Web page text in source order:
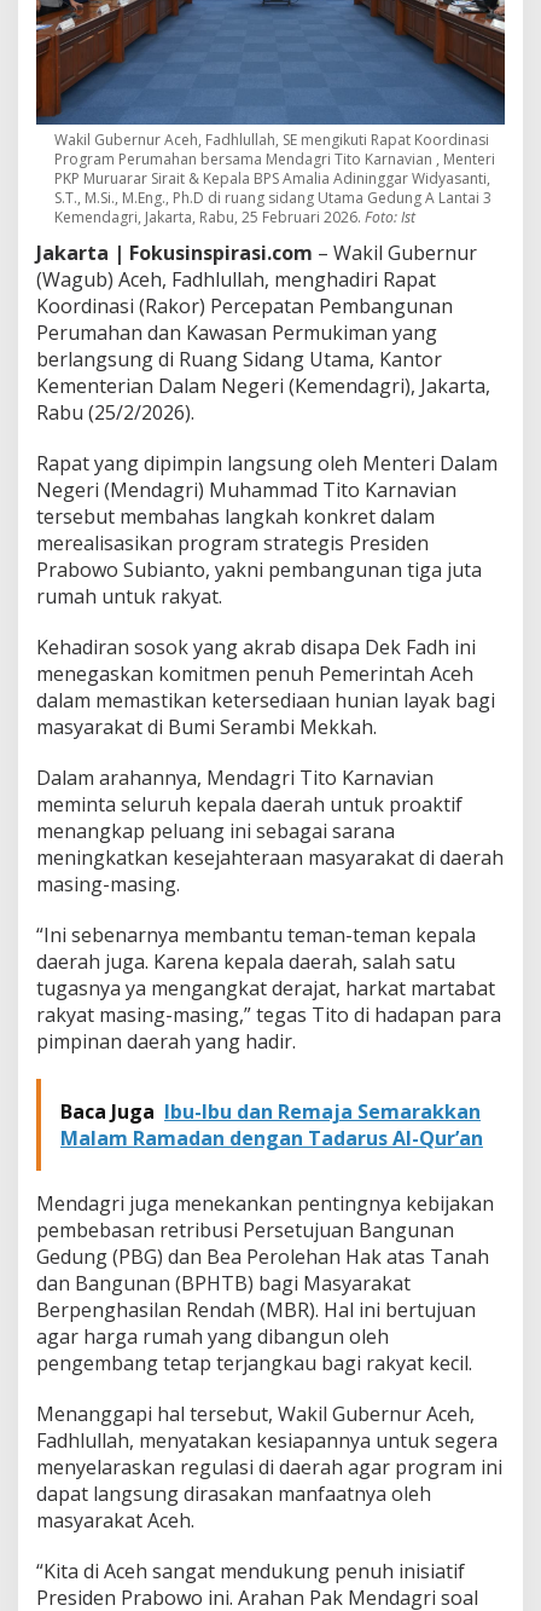
i
r
K
e
m
e
d
a
g
r
,
P
a
s
i
k
a
n
A
c
e
S
i
p
S
k
s
s
k
P
o
g
r
a
J
u
t
u
m
a
h
Wakil Gubernur Aceh, Fadhlullah, SE mengikuti Rapat Koordinasi
Program Perumahan bersama Mendagri Tito Karnavian , Menteri
PKP Muruarar Sirait & Kepala BPS Amalia Adininggar Widyasanti,
S.T., M.Si., M.Eng., Ph.D di ruang sidang Utama Gedung A Lantai 3
Kemendagri, Jakarta, Rabu, 25 Februari 2026. Foto: Ist
Jakarta | Fokusinspirasi.com – Wakil Gubernur
(Wagub) Aceh, Fadhlullah, menghadiri Rapat
Koordinasi (Rakor) Percepatan Pembangunan
Perumahan dan Kawasan Permukiman yang
berlangsung di Ruang Sidang Utama, Kantor
Kementerian Dalam Negeri (Kemendagri), Jakarta,
Rabu (25/2/2026).
Rapat yang dipimpin langsung oleh Menteri Dalam
Negeri (Mendagri) Muhammad Tito Karnavian
tersebut membahas langkah konkret dalam
merealisasikan program strategis Presiden
Prabowo Subianto, yakni pembangunan tiga juta
rumah untuk rakyat.
Kehadiran sosok yang akrab disapa Dek Fadh ini
menegaskan komitmen penuh Pemerintah Aceh
dalam memastikan ketersediaan hunian layak bagi
masyarakat di Bumi Serambi Mekkah.
Dalam arahannya, Mendagri Tito Karnavian
meminta seluruh kepala daerah untuk proaktif
menangkap peluang ini sebagai sarana
meningkatkan kesejahteraan masyarakat di daerah
masing-masing.
“Ini sebenarnya membantu teman-teman kepala
daerah juga. Karena kepala daerah, salah satu
tugasnya ya mengangkat derajat, harkat martabat
rakyat masing-masing,” tegas Tito di hadapan para
pimpinan daerah yang hadir.
Baca Juga Ibu-Ibu dan Remaja Semarakkan
Malam Ramadan dengan Tadarus Al-Qur’an
Mendagri juga menekankan pentingnya kebijakan
pembebasan retribusi Persetujuan Bangunan
Gedung (PBG) dan Bea Perolehan Hak atas Tanah
dan Bangunan (BPHTB) bagi Masyarakat
Berpenghasilan Rendah (MBR). Hal ini bertujuan
agar harga rumah yang dibangun oleh
pengembang tetap terjangkau bagi rakyat kecil.
Menanggapi hal tersebut, Wakil Gubernur Aceh,
Fadhlullah, menyatakan kesiapannya untuk segera
menyelaraskan regulasi di daerah agar program ini
dapat langsung dirasakan manfaatnya oleh
masyarakat Aceh.
“Kita di Aceh sangat mendukung penuh inisiatif
Presiden Prabowo ini. Arahan Pak Mendagri soal